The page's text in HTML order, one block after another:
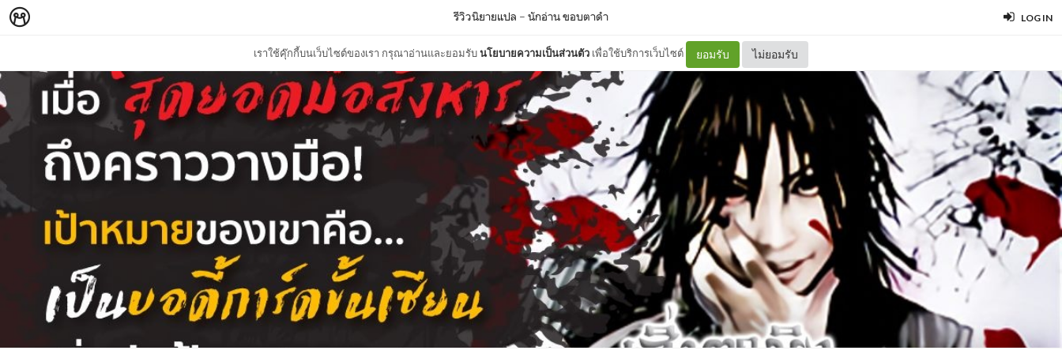
LOG IN
เราใช้คุ๊กกี้บนเว็บไซต์ของเรา กรุณาอ่านและยอมรับนโยบายความเป็นส่วนตัว เพื่อใช้บริการเว็บไซต์ ยอมรับ ไม่ยอมรับ
รีวิวนิยายแปล – นักอ่าน ขอบตาดำ